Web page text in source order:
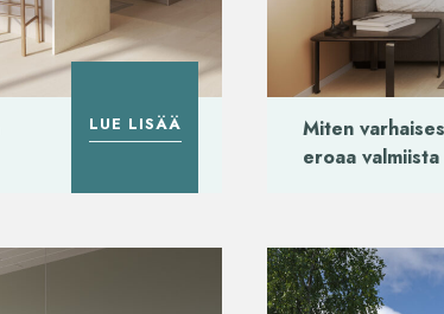
LUE LISÄÄ
Miten
eroaa